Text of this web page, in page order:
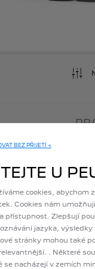
a nemusí
o vozidle, a to podle
vozidla bez ohledu na
aniž by tato
Ceníku.
České republiky. Uvedené
výbavy. Reálné
a výši emisí u
zejména povětrnostní a
náklad a zatížení vozidla,
BEZ PŘIJETÍ →
U
cookies, abychom
Cookies nám
přístupnost. Zlepšují
jazyka,
stránky mohou také
. Některé
se nacházejí v zemích